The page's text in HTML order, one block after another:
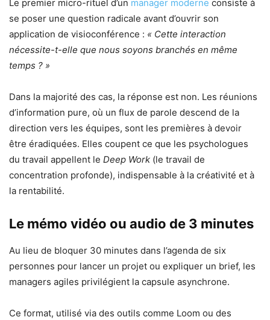
Le premier micro-rituel d’un manager moderne consiste à
se poser une question radicale avant d’ouvrir son
application de visioconférence : « Cette interaction
nécessite-t-elle que nous soyons branchés en même
temps ? »
Dans la majorité des cas, la réponse est non. Les réunions
d’information pure, où un flux de parole descend de la
direction vers les équipes, sont les premières à devoir
être éradiquées. Elles coupent ce que les psychologues
du travail appellent le Deep Work (le travail de
concentration profonde), indispensable à la créativité et à
la rentabilité.
Le mémo vidéo ou audio de 3 minutes
Au lieu de bloquer 30 minutes dans l’agenda de six
personnes pour lancer un projet ou expliquer un brief, les
managers agiles privilégient la capsule asynchrone.
Ce format, utilisé via des outils comme Loom ou des